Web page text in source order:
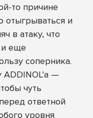
то причине
отыгрываться и
в атаку, что
и еще
соперника.
—
чуть
ответной
уровня